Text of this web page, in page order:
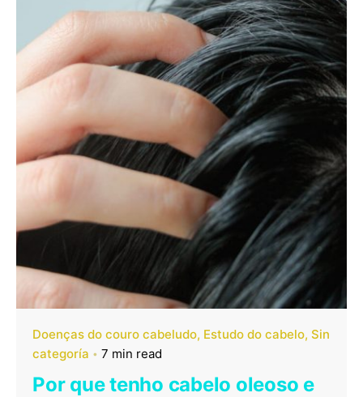
Doenças do couro cabeludo Estudo do cabelo Sin
categoría
7 min read
Por que tenho cabelo oleoso e